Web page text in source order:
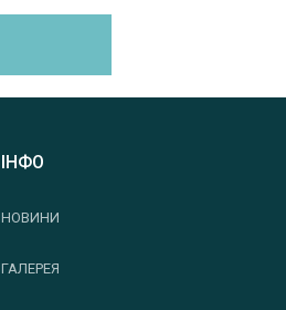
ІНФО
НОВИНИ
ГАЛЕРЕЯ